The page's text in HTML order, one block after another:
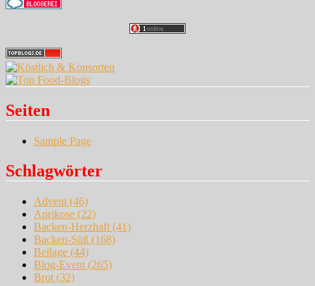
Seiten
Sample Page
Schlagwörter
Advent (46)
Aprikose (22)
Backen-Herzhaft (41)
Backen-Süß (168)
Beilage (44)
Blog-Event (265)
Brot (32)